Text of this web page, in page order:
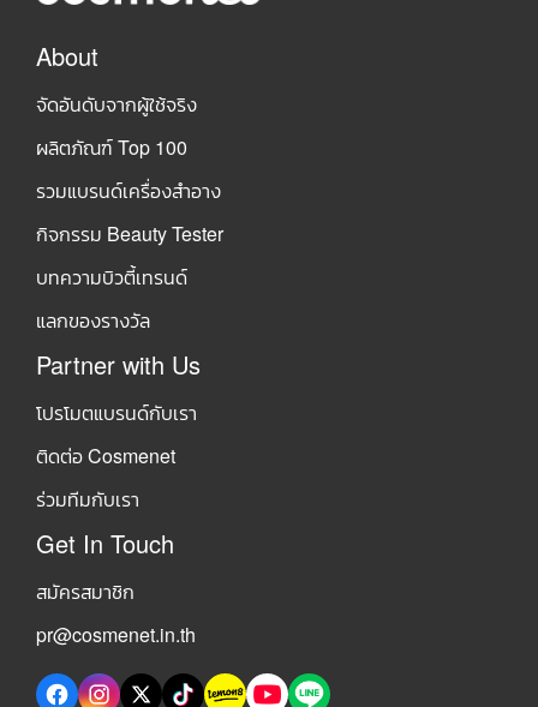
About
จัดอันดับจากผู้ใช้จริง
ผลิตภัณฑ์ Top 100
รวมแบรนด์เครื่องสำอาง
กิจกรรม Beauty Tester
บทความบิวตี้เทรนด์
แลกของรางวัล
Partner with Us
โปรโมตแบรนด์กับเรา
ติดต่อ Cosmenet
ร่วมทีมกับเรา
Get In Touch
สมัครสมาชิก
pr@cosmenet.in.th